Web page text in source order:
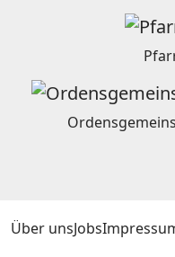
Über unsJobs